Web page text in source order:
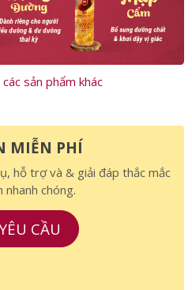
sản phẩm khác
MIỄN PHÍ
hỗ trợ và & giải đáp thắc mắc
nhanh chóng.
CẦU